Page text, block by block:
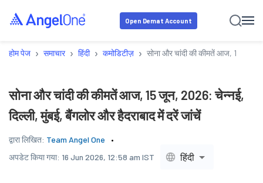
Open Demat Account
होम पेज › समाचार › हिंदी › कमोडिटीज़ › सोना और चांदी की कीमतें आज, 15 जून,
सोना और चांदी की कीमतें आज, 15 जून, 2026: चेन्नई,
दिल्ली, मुंबई, बैंगलोर और हैदराबाद में दरें जांचें
द्वारा लिखित: Team Angel One
अपडेट किया गया: 16 Jun 2026, 12:58 am IST हिंदी